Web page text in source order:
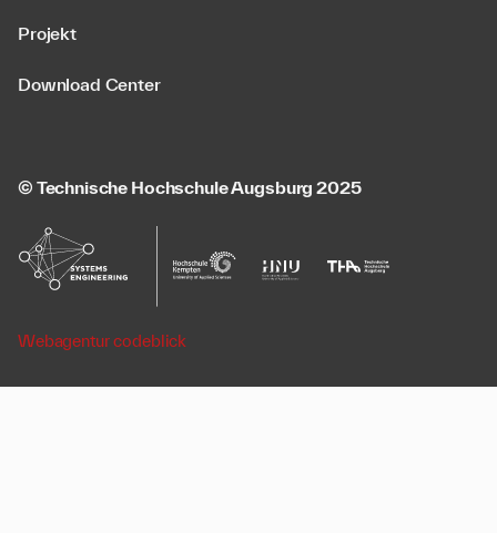
Projekt
Download Center
© Technische Hochschule Augsburg 2025
Webagentur codeblick